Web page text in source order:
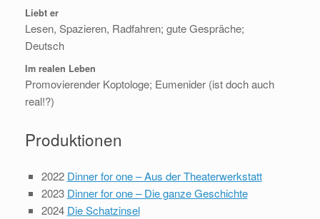
Liebt er
Lesen, Spazieren, Radfahren; gute Gespräche;
Deutsch
Im realen Leben
Promovierender Koptologe; Eumenider (ist doch auch
real!?)
Produktionen
2022 Dinner for one – Aus der Theaterwerkstatt
2023 Dinner for one – Die ganze Geschichte
2024 Die Schatzinsel